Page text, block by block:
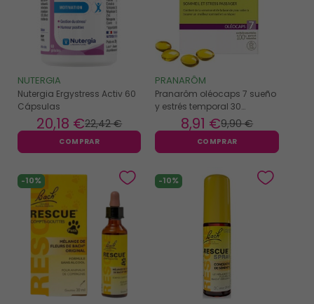
NUTERGIA
Nutergia Ergystress Activ 60
Cápsulas
22,42 €
20,18 €
COMPRAR
PRANARÔM
Pranarôm oléocaps 7 sueño
y estrés temporal 30
cápsulas
9,90 €
8,91 €
COMPRAR
-10% -10%